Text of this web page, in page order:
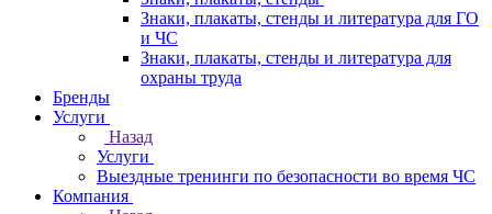
Знаки, плакаты, стенды и литература для ГО
и ЧС
Знаки, плакаты, стенды и литература для
охраны труда
Бренды
Услуги
Назад
Услуги
Выездные тренинги по безопасности во время ЧС
Компания